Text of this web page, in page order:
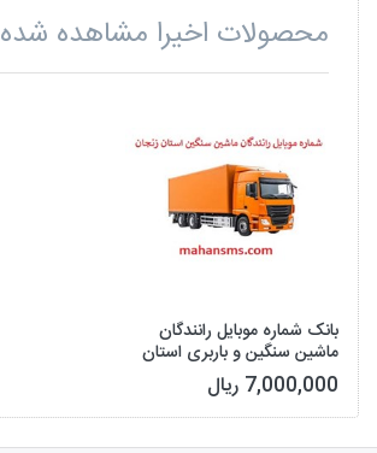
محصولات اخیرا مشاهده شده
بانک شماره موبایل رانندگان
ماشین سنگین و باربری استان
زنجان
7,000,000 ریال